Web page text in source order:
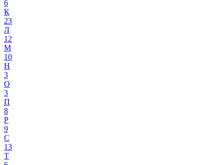
6
К
23
Л
12
М
10
Н
3
О
3
П
8
Р
9
С
13
Т